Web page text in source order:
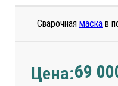
Сварочная маска в
Цена:69